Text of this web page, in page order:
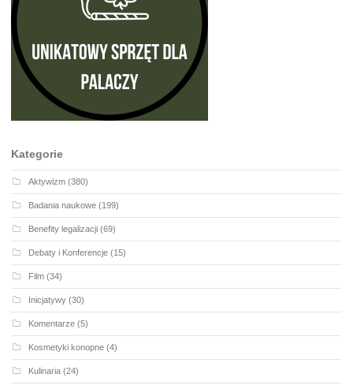
Kategorie
Aktywizm (380)
Badania naukowe (199)
Benefity legalizacji (69)
Debaty i Konferencje (15)
Film (34)
Inicjatywy (30)
Komentarze (5)
Kosmetyki konopne (4)
Kulinaria (24)